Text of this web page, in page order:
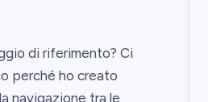
di riferimento? Ci
perché ho creato
navigazione tra le